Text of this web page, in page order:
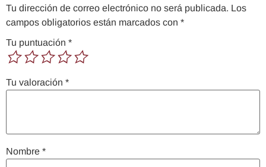
Tu dirección de correo electrónico no será publicada. Los
campos obligatorios están marcados con *
Tu puntuación *
Tu valoración *
Nombre *